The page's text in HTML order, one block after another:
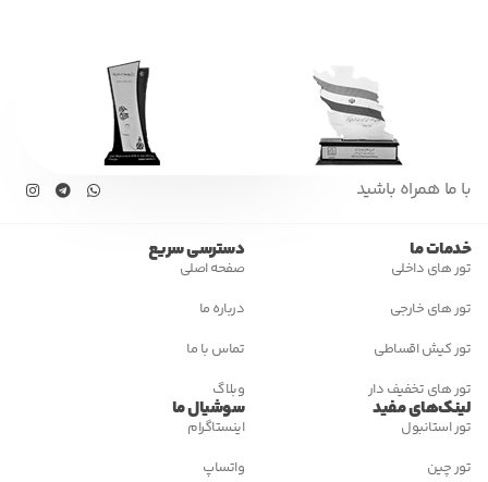
با ما همراه باشید
خدمات ما
تور های داخلی
تور های خارجی
تور کیش اقساطی
تور های تخفیف دار
دسترسی سریع
صفحه اصلی
درباره ما
تماس با ما
وبلاگ
لینک‌های مفید
تور استانبول
تور چین
سوشیال ما
اینستاگرام
واتساپ